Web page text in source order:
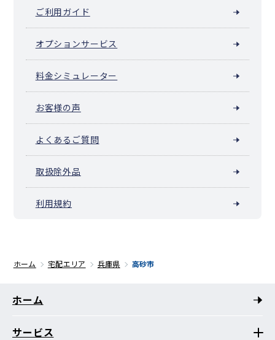
ご利用ガイド
オプションサービス
料金シミュレーター
お客様の声
よくあるご質問
取扱除外品
利用規約
ホーム 宅配エリア 兵庫県 高砂市
ホーム
サービス